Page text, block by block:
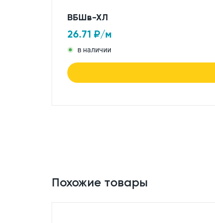
ВБШв-ХЛ
26.71 ₽/м
в наличии
Похожие товары